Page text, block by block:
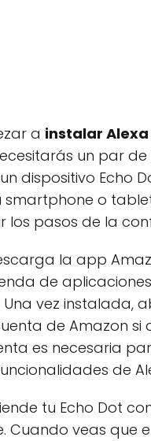
a instalar Alexa
un par
dispositivo Echo
smartphone o
los pasos de la
la app
de
Una vez instalada,
de Amazon si
es necesaria
de
tu Echo Dot
Cuando veas que